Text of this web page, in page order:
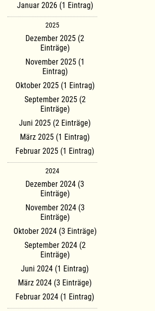
Januar 2026 (1 Eintrag)
2025
Dezember 2025 (2
Einträge)
November 2025 (1
Eintrag)
Oktober 2025 (1 Eintrag)
September 2025 (2
Einträge)
Juni 2025 (2 Einträge)
März 2025 (1 Eintrag)
Februar 2025 (1 Eintrag)
2024
Dezember 2024 (3
Einträge)
November 2024 (3
Einträge)
Oktober 2024 (3 Einträge)
September 2024 (2
Einträge)
Juni 2024 (1 Eintrag)
März 2024 (3 Einträge)
Februar 2024 (1 Eintrag)